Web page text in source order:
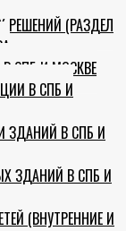
РЕШЕНИЙ (РАЗДЕЛ
СПБ И МОСКВЕ
В СПБ И
ЗДАНИЙ В СПБ И
ЗДАНИЙ В СПБ И
(ВНУТРЕННИЕ И